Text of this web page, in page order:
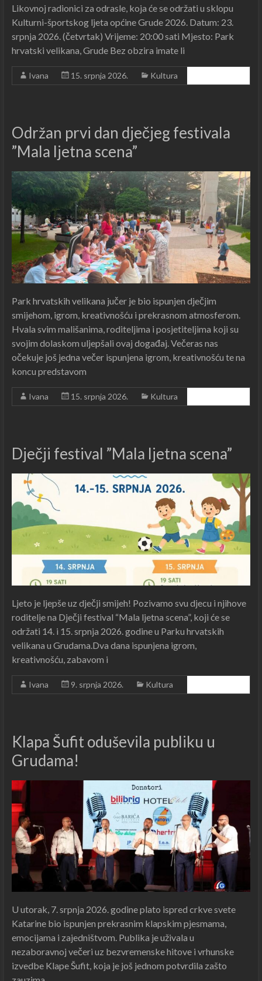
Likovnoj radionici za odrasle, koja će se održati u sklopu
Kulturni-športskog ljeta općine Grude 2026. Datum: 23.
srpnja 2026. (četvrtak) Vrijeme: 20:00 sati Mjesto: Park
hrvatski velikana, Grude Bez obzira imate li
Ivana 15. srpnja 2026. Kultura
Održan prvi dan dječjeg festivala
”Mala ljetna scena”
Park hrvatskih velikana jučer je bio ispunjen dječjim
smijehom, igrom, kreativnošću i prekrasnom atmosferom.
Hvala svim mališanima, roditeljima i posjetiteljima koji su
svojim dolaskom uljepšali ovaj događaj. Večeras nas
očekuje još jedna večer ispunjena igrom, kreativnošću te na
koncu predstavom
Ivana 15. srpnja 2026. Kultura
Dječji festival ”Mala ljetna scena”
Ljeto je ljepše uz dječji smijeh! Pozivamo svu djecu i njihove
roditelje na Dječji festival “Mala ljetna scena”, koji će se
održati 14. i 15. srpnja 2026. godine u Parku hrvatskih
velikana u Grudama.Dva dana ispunjena igrom,
kreativnošću, zabavom i
Ivana 9. srpnja 2026. Kultura
Klapa Šufit oduševila publiku u
Grudama!
U utorak, 7. srpnja 2026. godine plato ispred crkve svete
Katarine bio ispunjen prekrasnim klapskim pjesmama,
emocijama i zajedništvom. Publika je uživala u
nezaboravnoj večeri uz bezvremenske hitove i vrhunske
izvedbe Klape Šufit, koja je još jednom potvrdila zašto